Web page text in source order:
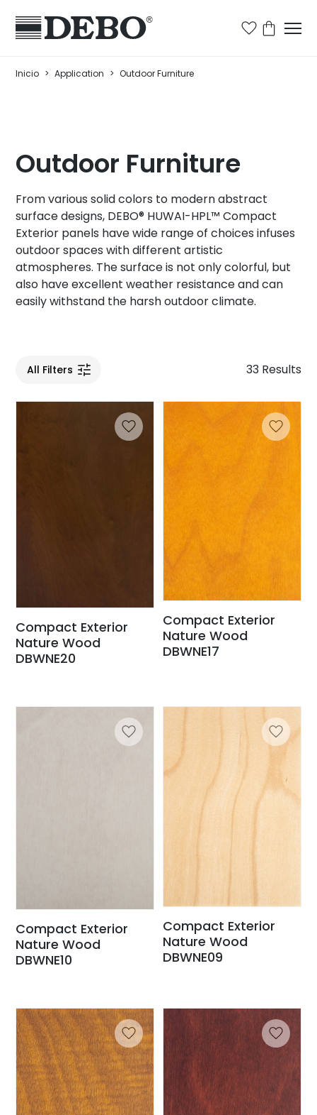
Inicio > Application > Outdoor Furniture
Outdoor Furniture
From various solid colors to modern abstract
surface designs, DEBO® HUWAI-HPL™ Compact
Exterior panels have wide range of choices infuses
outdoor spaces with different artistic
atmospheres. The surface is not only colorful, but
also have excellent weather resistance and can
easily withstand the harsh outdoor climate.
All Filters 33 Results
Compact Exterior
Nature Wood
DBWNE20
Compact Exterior
Nature Wood
DBWNE17
Compact Exterior
Nature Wood
DBWNE10
Compact Exterior
Nature Wood
DBWNE09